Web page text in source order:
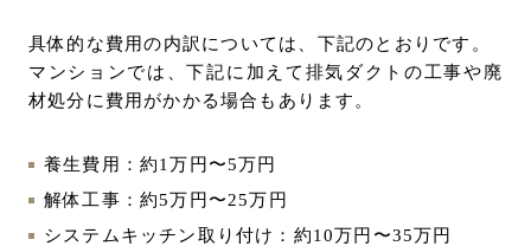
具体的な費用の内訳については、下記のとおりです。
マンションでは、下記に加えて排気ダクトの工事や廃
材処分に費用がかかる場合もあります。
養生費用：約1万円〜5万円
解体工事：約5万円〜25万円
システムキッチン取り付け：約10万円〜35万円